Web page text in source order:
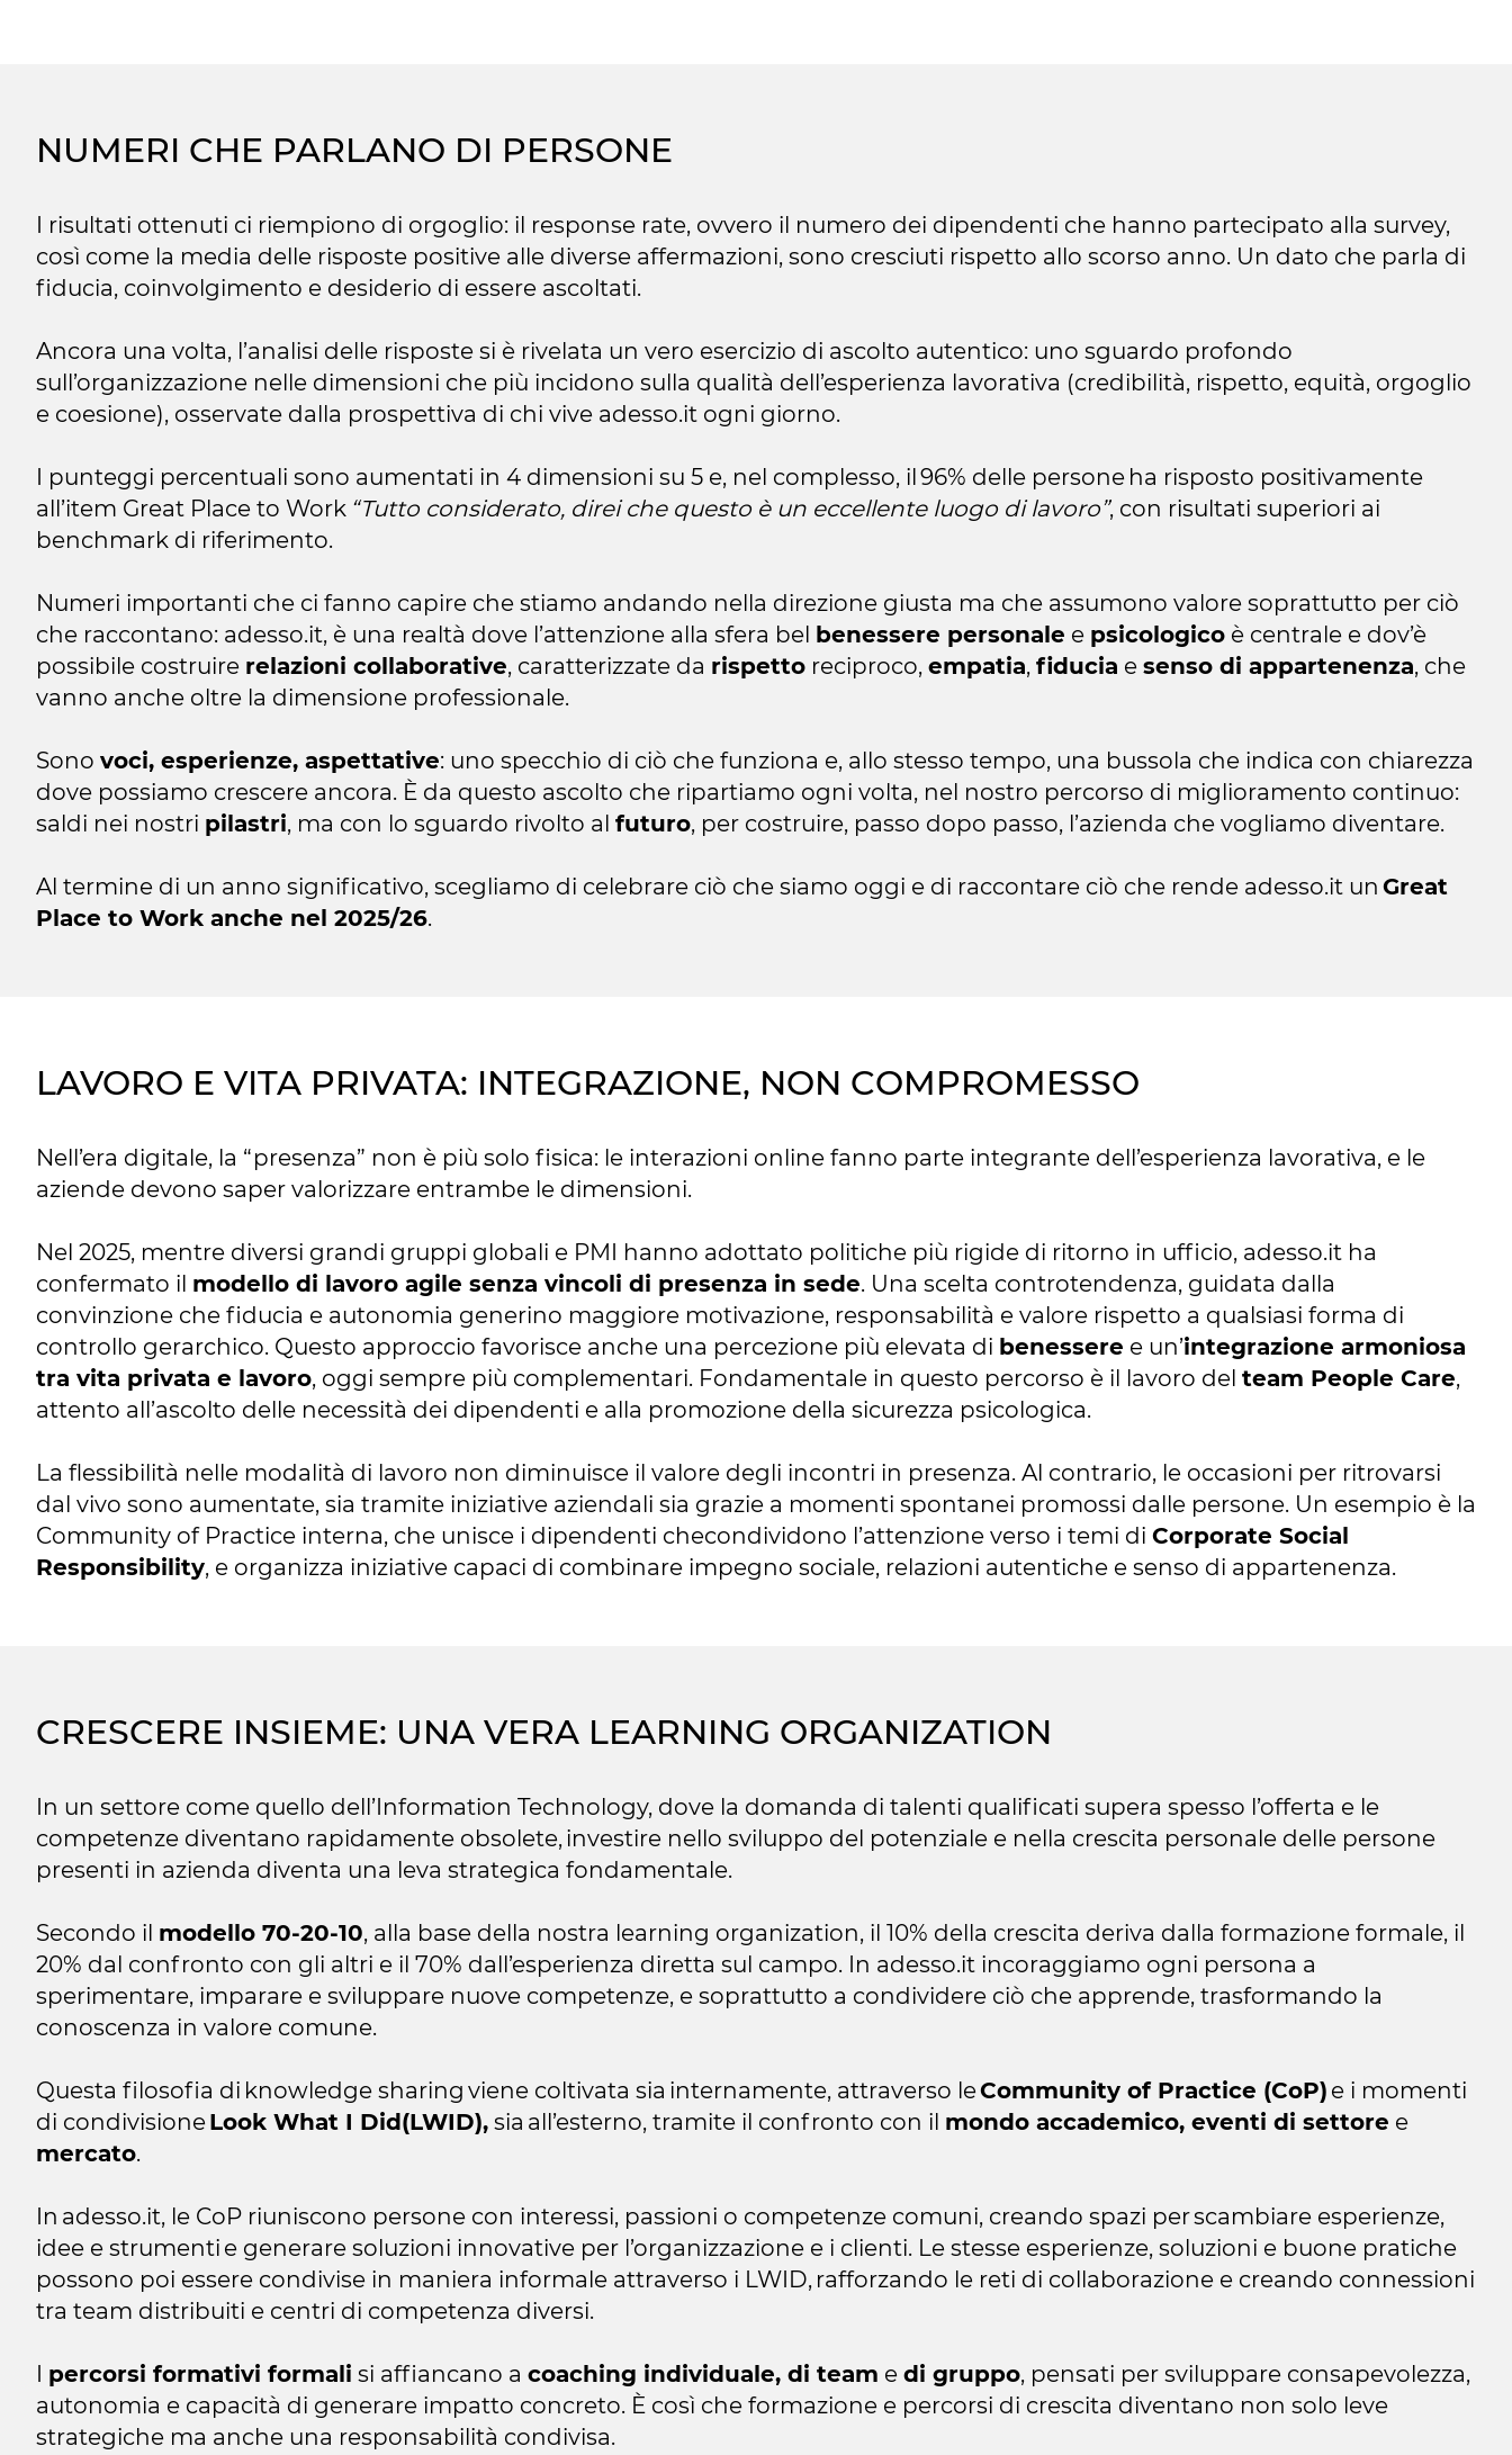
NUMERI CHE PARLANO DI PERSONE
I risultati ottenuti ci riempiono di orgoglio: il response rate, ovvero il numero dei dipendenti che hanno partecipato alla survey,
così come la media delle risposte positive alle diverse affermazioni, sono cresciuti rispetto allo scorso anno. Un dato che parla di
fiducia, coinvolgimento e desiderio di essere ascoltati.
Ancora una volta, l’analisi delle risposte si è rivelata un vero esercizio di ascolto autentico: uno sguardo profondo
sull’organizzazione nelle dimensioni che più incidono sulla qualità dell’esperienza lavorativa (credibilità, rispetto, equità, orgoglio
e coesione), osservate dalla prospettiva di chi vive adesso.it ogni giorno.
I punteggi percentuali sono aumentati in 4 dimensioni su 5 e, nel complesso, il 96% delle persone ha risposto positivamente
all’item Great Place to Work “Tutto considerato, direi che questo è un eccellente luogo di lavoro”, con risultati superiori ai
benchmark di riferimento.
Numeri importanti che ci fanno capire che stiamo andando nella direzione giusta ma che assumono valore soprattutto per ciò
che raccontano: adesso.it, è una realtà dove l’attenzione alla sfera bel benessere personale e psicologico è centrale e dov’è
possibile costruire relazioni collaborative, caratterizzate da rispetto reciproco, empatia, fiducia e senso di appartenenza, che
vanno anche oltre la dimensione professionale.
Sono voci, esperienze, aspettative: uno specchio di ciò che funziona e, allo stesso tempo, una bussola che indica con chiarezza
dove possiamo crescere ancora. È da questo ascolto che ripartiamo ogni volta, nel nostro percorso di miglioramento continuo:
saldi nei nostri pilastri, ma con lo sguardo rivolto al futuro, per costruire, passo dopo passo, l’azienda che vogliamo diventare.
Al termine di un anno significativo, scegliamo di celebrare ciò che siamo oggi e di raccontare ciò che rende adesso.it un Great
Place to Work anche nel 2025/26.
LAVORO E VITA PRIVATA: INTEGRAZIONE, NON COMPROMESSO
Nell’era digitale, la “presenza” non è più solo fisica: le interazioni online fanno parte integrante dell’esperienza lavorativa, e le
aziende devono saper valorizzare entrambe le dimensioni.
Nel 2025, mentre diversi grandi gruppi globali e PMI hanno adottato politiche più rigide di ritorno in ufficio, adesso.it ha
confermato il modello di lavoro agile senza vincoli di presenza in sede. Una scelta controtendenza, guidata dalla
convinzione che fiducia e autonomia generino maggiore motivazione, responsabilità e valore rispetto a qualsiasi forma di
controllo gerarchico. Questo approccio favorisce anche una percezione più elevata di benessere e un’integrazione armoniosa
tra vita privata e lavoro, oggi sempre più complementari. Fondamentale in questo percorso è il lavoro del team People Care,
attento all’ascolto delle necessità dei dipendenti e alla promozione della sicurezza psicologica.
La flessibilità nelle modalità di lavoro non diminuisce il valore degli incontri in presenza. Al contrario, le occasioni per ritrovarsi
dal vivo sono aumentate, sia tramite iniziative aziendali sia grazie a momenti spontanei promossi dalle persone. Un esempio è la
Community of Practice interna, che unisce i dipendenti checondividono l’attenzione verso i temi di Corporate Social
Responsibility, e organizza iniziative capaci di combinare impegno sociale, relazioni autentiche e senso di appartenenza.
CRESCERE INSIEME: UNA VERA LEARNING ORGANIZATION
In un settore come quello dell’Information Technology, dove la domanda di talenti qualificati supera spesso l’offerta e le
competenze diventano rapidamente obsolete, investire nello sviluppo del potenziale e nella crescita personale delle persone
presenti in azienda diventa una leva strategica fondamentale.
Secondo il modello 70-20-10, alla base della nostra learning organization, il 10% della crescita deriva dalla formazione formale, il
20% dal confronto con gli altri e il 70% dall’esperienza diretta sul campo. In adesso.it incoraggiamo ogni persona a
sperimentare, imparare e sviluppare nuove competenze, e soprattutto a condividere ciò che apprende, trasformando la
conoscenza in valore comune.
Questa filosofia di knowledge sharing viene coltivata sia internamente, attraverso leCommunity of Practice (CoP) e i momenti
di condivisioneLook What I Did(LWID), sia all’esterno, tramite il confronto con il mondo accademico, eventi di settore e
mercato.
In adesso.it, le CoP riuniscono persone con interessi, passioni o competenze comuni, creando spazi per scambiare esperienze,
idee e strumenti e generare soluzioni innovative per l’organizzazione e i clienti. Le stesse esperienze, soluzioni e buone pratiche
possono poi essere condivise in maniera informale attraverso i LWID, rafforzando le reti di collaborazione e creando connessioni
tra team distribuiti e centri di competenza diversi.
I percorsi formativi formali si affiancano a coaching individuale, di team e di gruppo, pensati per sviluppare consapevolezza,
autonomia e capacità di generare impatto concreto. È così che formazione e percorsi di crescita diventano non solo leve
strategiche ma anche una responsabilità condivisa.